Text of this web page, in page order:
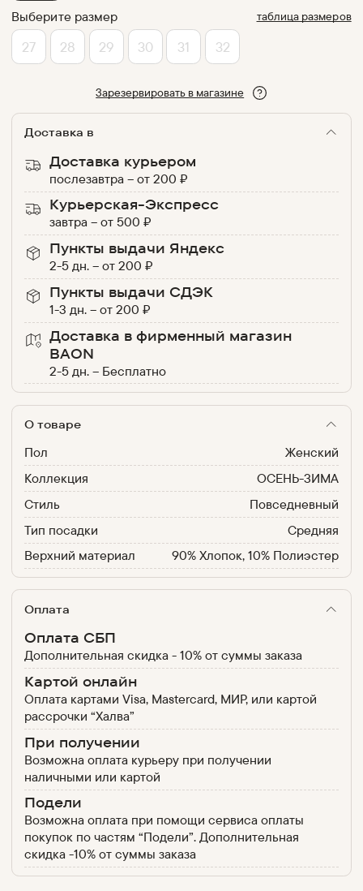
Выберите размер таблица размеров
27 28 29 30 31 32
Зарезервировать в магазине
Доставка в
Доставка курьером
послезавтра –от200 ₽
Курьерская-Экспресс
завтра –от500 ₽
Пункты выдачи Яндекс
2-5 дн. –от200 ₽
Пункты выдачи СДЭК
1-3 дн. –от200 ₽
Доставка в фирменный магазин
BAON
2-5 дн. – Бесплатно
О товаре
Пол
Женский
Коллекция
ОСЕНЬ-ЗИМА
Стиль
Повседневный
Тип посадки
Средняя
Верхний материал
90% Хлопок, 10% Полиэстер
Оплата
Оплата СБП
Дополнительная скидка - 10% от суммы заказа
Картой онлайн
Оплата картами Visa, Mastercard, МИР, или картой
рассрочки “Халва”
При получении
Возможна оплата курьеру при получении
наличными или картой
Подели
Возможна оплата при помощи сервиса оплаты
покупок по частям “Подели”. Дополнительная
скидка -10% от суммы заказа